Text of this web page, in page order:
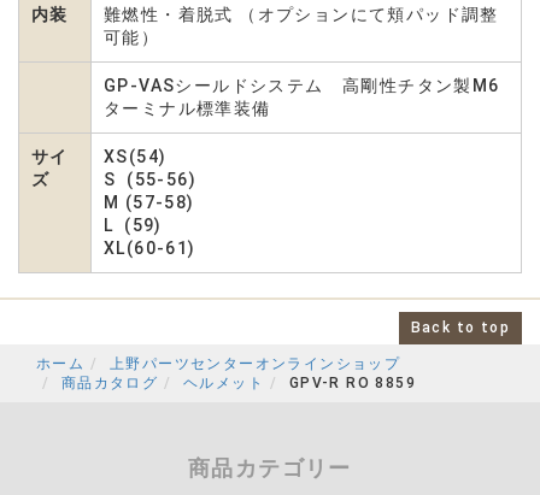
内装
難燃性・着脱式 （オプションにて頬パッド調整
可能）
GP-VASシールドシステム 高剛性チタン製M6
ターミナル標準装備
サイ
ズ
XS(54)
S (55-56)
M (57-58)
L (59)
XL(60-61)
Back to top
ホーム
上野パーツセンターオンラインショップ
商品カタログ
ヘルメット GPV-R RO 8859
商品カテゴリー